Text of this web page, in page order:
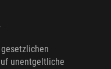
unentgeltliche